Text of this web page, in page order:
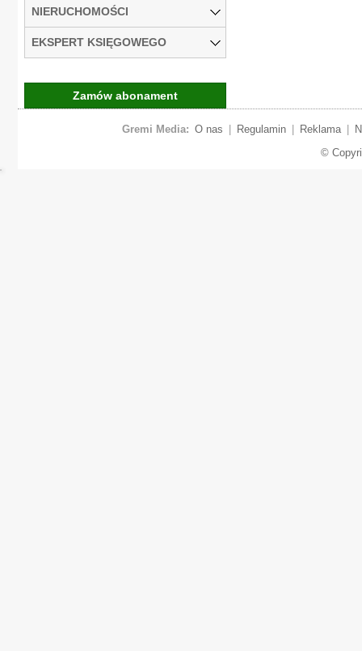
NIERUCHOMOŚCI
EKSPERT KSIĘGOWEGO
Zamów abonament
Gremi Media: O nas Regulamin Reklama
©